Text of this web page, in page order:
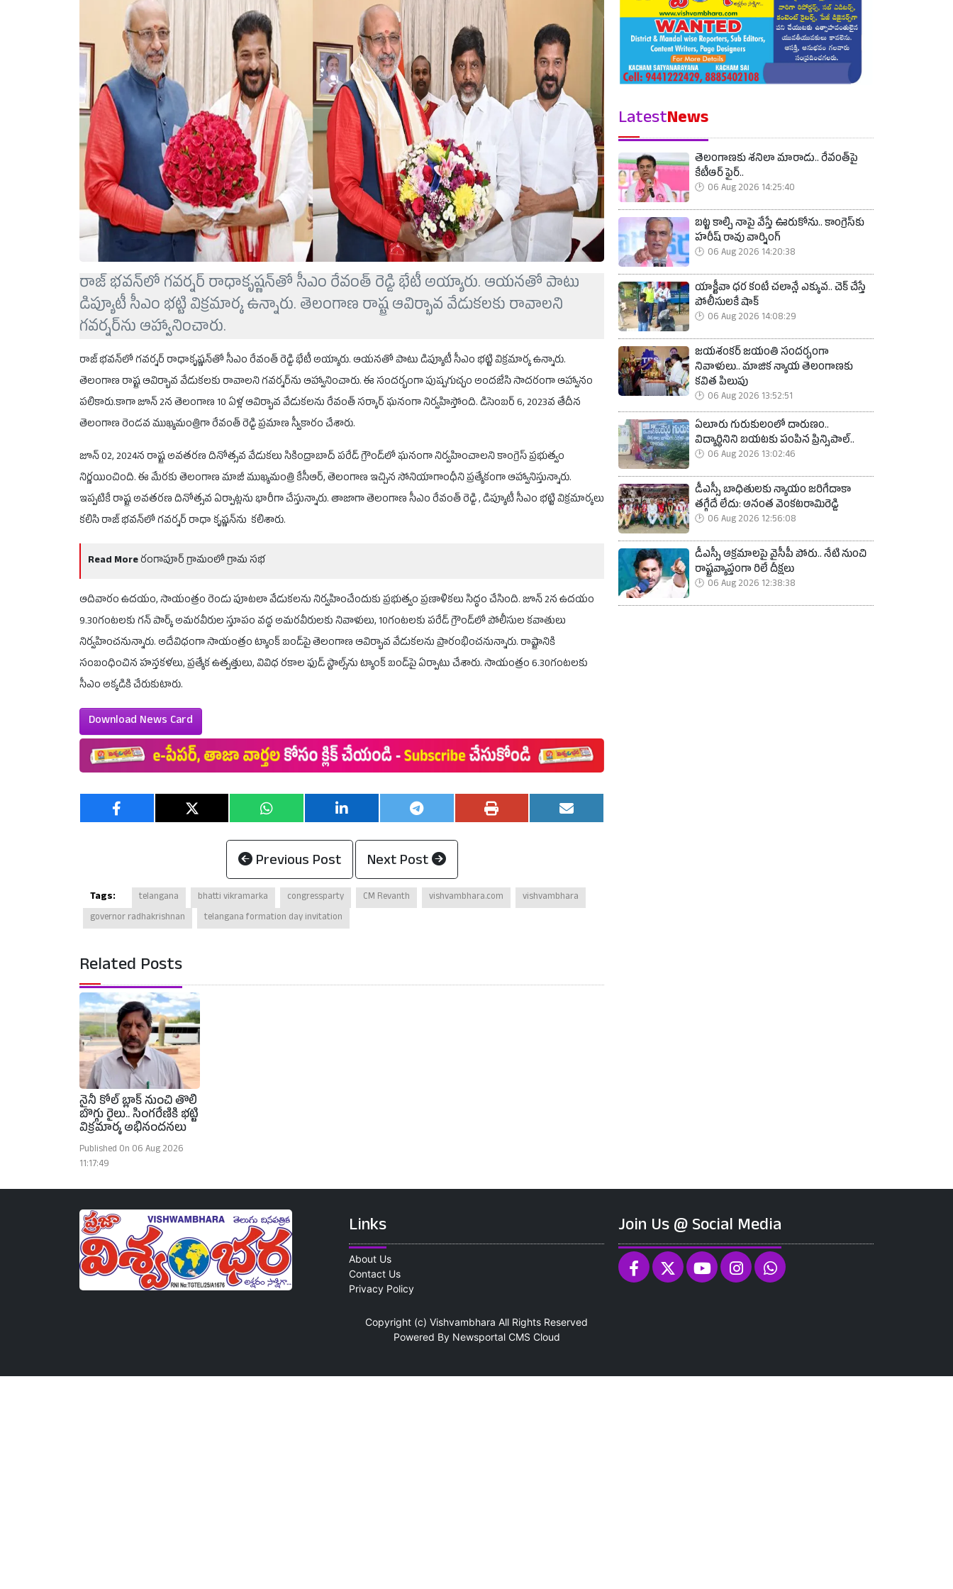
రాజ్ భవన్‌లో గవర్నర్ రాధాకృష్ణన్‌తో సీఎం రేవంత్ రెడ్డి భేటీ అయ్యారు. ఆయనతో పాటు
డిప్యూటీ సీఎం భట్టి విక్రమార్క ఉన్నారు. తెలంగాణ రాష్ట్ర ఆవిర్భావ వేడుకలకు రావాలని
గవర్నర్‌ను ఆహ్వానించారు.
రాజ్ భవన్‌లో గవర్నర్ రాధాకృష్ణన్‌తో సీఎం రేవంత్ రెడ్డి భేటీ అయ్యారు. ఆయనతో పాటు డిప్యూటీ సీఎం భట్టి విక్రమార్క ఉన్నారు.
తెలంగాణ రాష్ట్ర ఆవిర్భావ వేడుకలకు రావాలని గవర్నర్‌ను ఆహ్వానించారు. ఈ సందర్భంగా పుష్పగుచ్ఛం అందజేసి సాదరంగా ఆహ్వానం
పలికారు.కాగా జూన్ 2న తెలంగాణ 10 ఏళ్ల ఆవిర్భావ వేడుకలను రేవంత్ సర్కార్ ఘనంగా నిర్వహిస్తోంది. డిసెంబర్ 6, 2023వ తేదీన
తెలంగాణ రెండవ ముఖ్యమంత్రిగా రేవంత్ రెడ్డి ప్రమాణ స్వీకారం చేశారు.
జూన్ 02, 2024న రాష్ట్ర అవతరణ దినోత్సవ వేడుకలు సికింద్రాబాద్ పరేడ్ గ్రౌండ్‌లో ఘనంగా నిర్వహించాలని కాంగ్రెస్ ప్రభుత్వం
నిర్ణయించింది. ఈ మేరకు తెలంగాణ మాజీ ముఖ్యమంత్రి కేసీఆర్, తెలంగాణ ఇచ్చిన సోనియాగాంధీని ప్రత్యేకంగా ఆహ్వానిస్తున్నారు.
ఇప్పటికే రాష్ట్ర అవతరణ దినోత్సవ ఏర్పాట్లను భారీగా చేస్తున్నారు. తాజాగా తెలంగాణ సీఎం రేవంత్ రెడ్డి , డిప్యూటీ సీఎం భట్టి విక్రమార్కలు
కలిసి రాజ్ భవన్‌లో గవర్నర్ రాధా కృష్ణన్‌ను కలిశారు.
Read Moreరంగాపూర్ గ్రామంలో గ్రామ సభ
ఆదివారం ఉదయం, సాయంత్రం రెండు పూటలా వేడుకలను నిర్వహించేందుకు ప్రభుత్వం ప్రణాళికలు సిద్ధం చేసింది. జూన్ 2న ఉదయం
9.30గంటలకు గన్ పార్క్ అమరవీరుల స్తూపం వద్ద అమరవీరులకు నివాళులు, 10గంటలకు పరేడ్ గ్రౌండ్‌లో పోలీసుల కవాతులు
నిర్వహించనున్నారు. అదేవిధంగా సాయంత్రం ట్యాంక్ బండ్‌పై తెలంగాణ ఆవిర్భావ వేడుకలను ప్రారంభించనున్నారు. రాష్ట్రానికి
సంబంధించిన హస్తకళలు, ప్రత్యేక ఉత్పత్తులు, వివిధ రకాల ఫుడ్ స్టాల్స్‌ను ట్యాంక్ బండ్‌పై ఏర్పాటు చేశారు. సాయంత్రం 6.30గంటలకు
సీఎం అక్కడికి చేరుకుటారు.
Download News Card
Previous Post Next Post
Tags: telangana bhatti vikramarka congressparty CM Revanth vishvambhara.com
vishvambhara
governor radhakrishnan
telangana formation day invitation
Related Posts
నైనీ కోల్ బ్లాక్ నుంచి తొలి
బొగ్గు రైలు.. సింగరేణికి భట్టి
విక్రమార్క అభినందనలు
Published On 06 Aug 2026
11:17:49
LatestNews
తెలంగాణకు శనిలా మారాడు.. రేవంత్‌పై
కేటీఆర్ ఫైర్..
06 Aug 2026 14:25:40
బట్ట కాల్చి నాపై వేస్తే ఊరుకోను.. కాంగ్రెస్‌కు
హరీష్ రావు వార్నింగ్
06 Aug 2026 14:20:38
యాక్టీవా ధర కంటే చలాన్లే ఎక్కువ.. చెక్ చేస్తే
పోలీసులకే షాక్
06 Aug 2026 14:08:29
జయశంకర్ జయంతి సందర్భంగా
నివాళులు.. మాజిక న్యాయ తెలంగాణకు
కవిత పిలుపు
06 Aug 2026 13:52:51
ఏలూరు గురుకులంలో దారుణం..
విద్యార్థినిని బయటకు పంపిన ప్రిన్సిపాల్..
06 Aug 2026 13:02:46
డీఎస్సీ బాధితులకు న్యాయం జరిగేదాకా
తగ్గేదే లేదు: అనంత వెంకటరామిరెడ్డి
06 Aug 2026 12:56:08
డీఎస్సీ అక్రమాలపై వైసీపీ పోరు.. నేటి నుంచి
రాష్ట్రవ్యాప్తంగా రిలే దీక్షలు
06 Aug 2026 12:38:38
Links
About Us
Contact Us
Privacy Policy
Join Us @ Social Media
Copyright (c) Vishvambhara All Rights Reserved
Powered By Newsportal CMS Cloud